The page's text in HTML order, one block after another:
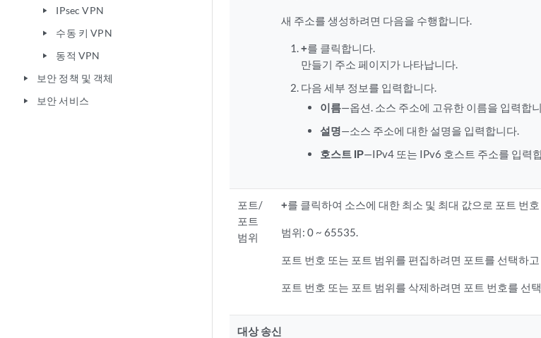
play_arrow IPsec VPN
play_arrow 수동 키 VPN
play_arrow 동적 VPN
play_arrow 보안 정책 및 객체
play_arrow 보안 서비스
새 주소를 생성하려면 다음을 수행합니다.
+를 클릭합니다.
만들기 주소 페이지가 나타납니다.
다음 세부 정보를 입력합니다.
이름—옵션. 소스 주소에 고유한 이름을 입력합
설명—소스 주소에 대한 설명을 입력합니다.
호스트 IP—IPv4 또는 IPv6 호스트 주소를 입력
포트/
포트
범위
+를 클릭하여 소스에 대한 최소 및 최대 값으로 포트 번
범위: 0 ~ 65535.
포트 번호 또는 포트 범위를 편집하려면 포트를 선택하
포트 번호 또는 포트 범위를 삭제하려면 포트 번호를 선
대상 송신